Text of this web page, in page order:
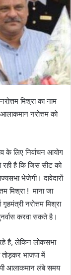
मिश्रा का नाम
नरोत्तम को
के लिए निर्वाचन आयोग
रही है कि जिस सीट को
भेजेगी। दावेदारों
मिश्रा ! माना जा
नरोत्तम मिश्रा
करवा सकते है।
है, लेकिन लोकसभा
तोड़कर भाजपा में
आलाकमान लंबे समय